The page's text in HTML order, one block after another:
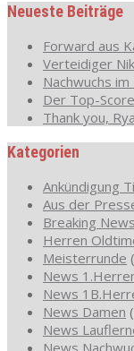
Neueste Beiträge
Forward aus
Verteidiger
Nachwuchs
Der Top-
Thank you,
Kategorien
Ankündigung
Aus der
Breaking News
Herren
Meisterrunde
News
News
News Damen
News
News